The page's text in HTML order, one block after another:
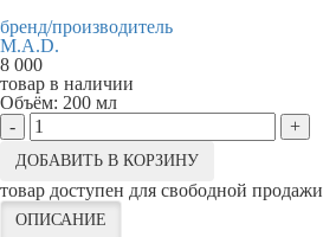
бренд/производитель
M.A.D.
8 000
товар в наличии
Объём: 200 мл
-
+
ДОБАВИТЬ В КОРЗИНУ
товар доступен для свободной продажи
ОПИСАНИЕ